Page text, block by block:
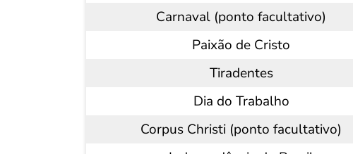
Carnaval (ponto facultativo)
Paixão de Cristo
Tiradentes
Dia do Trabalho
Corpus Christi (ponto facultativo)